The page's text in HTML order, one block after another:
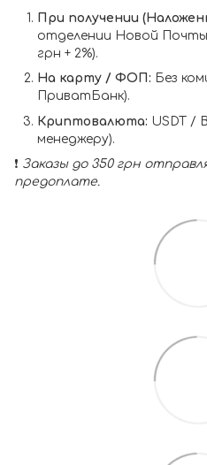
При получении
отделении Новой Почты
грн + 2%).
На карту / ФОП: Без
ПриватБанк).
Криптовалюта: USDT /
менеджеру).
❗️ Заказы до 350 грн
предоплате.